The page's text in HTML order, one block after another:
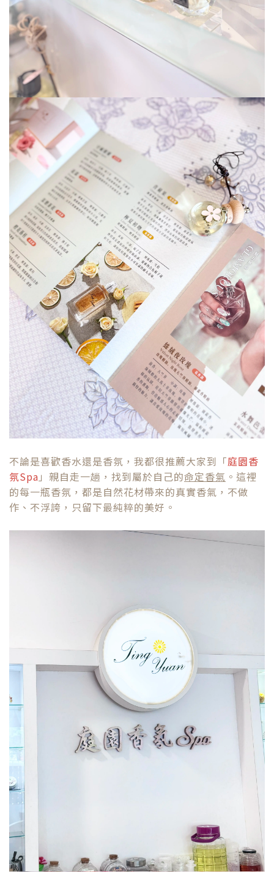
不論是喜歡香水還是香氛，我都很推薦大家到「
庭園香
氛Spa」親自走一趟，找到屬於自己的命定香氣 。這裡
的每一瓶香氛，都是自然花材帶來的真實香氣，不做
作、不浮誇，只留下最純粹的美好。